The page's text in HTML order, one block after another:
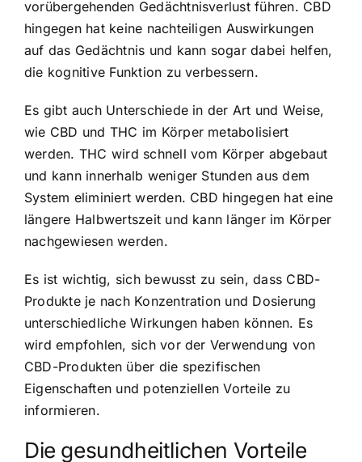
vorübergehenden Gedächtnisverlust führen. CBD
hingegen hat keine nachteiligen Auswirkungen
auf das Gedächtnis und kann sogar dabei helfen,
die kognitive Funktion zu verbessern.
Es gibt auch Unterschiede in der Art und Weise,
wie CBD und THC im Körper metabolisiert
werden. THC wird schnell vom Körper abgebaut
und kann innerhalb weniger Stunden aus dem
System eliminiert werden. CBD hingegen hat eine
längere Halbwertszeit und kann länger im Körper
nachgewiesen werden.
Es ist wichtig, sich bewusst zu sein, dass CBD-
Produkte je nach Konzentration und Dosierung
unterschiedliche Wirkungen haben können. Es
wird empfohlen, sich vor der Verwendung von
CBD-Produkten über die spezifischen
Eigenschaften und potenziellen Vorteile zu
informieren.
Die gesundheitlichen Vorteile